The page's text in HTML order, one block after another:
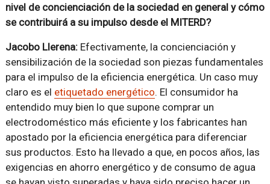
nivel de concienciación de la sociedad en general y cómo
se contribuirá a su impulso desde el MITERD?
Jacobo Llerena:Efectivamente, la concienciación y
sensibilización de la sociedad son piezas fundamentales
para el impulso de la eficiencia energética. Un caso muy
claro es el etiquetado energético. El consumidor ha
entendido muy bien lo que supone comprar un
electrodoméstico más eficiente y los fabricantes han
apostado por la eficiencia energética para diferenciar
sus productos. Esto ha llevado a que, en pocos años, las
exigencias en ahorro energético y de consumo de agua